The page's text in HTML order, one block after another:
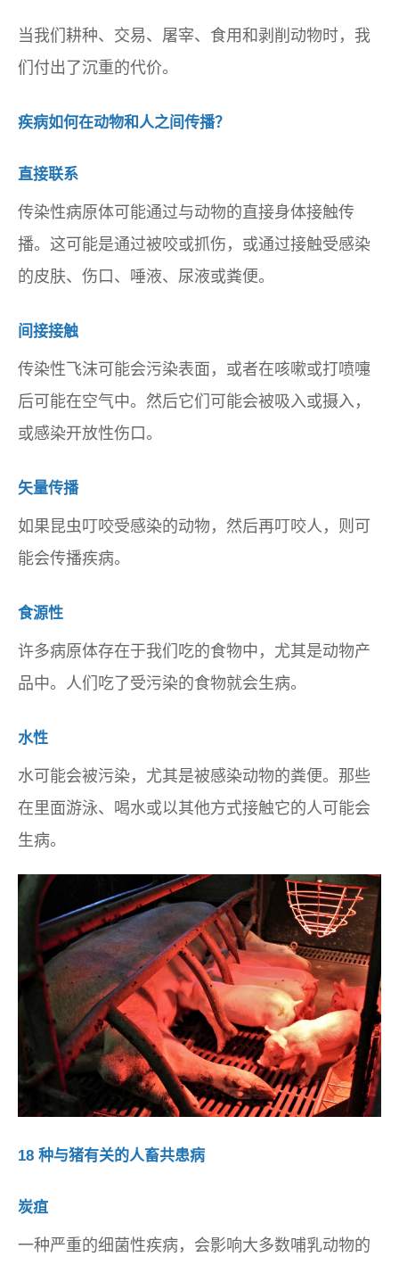
当我们耕种、交易、屠宰、食用和剥削动物时，我
们付出了沉重的代价。
疾病如何在动物和人之间传播？
直接联系
传染性病原体可能通过与动物的直接身体接触传
播。这可能是通过被咬或抓伤，或通过接触受感染
的皮肤、伤口、唾液、尿液或粪便。
间接接触
传染性飞沫可能会污染表面，或者在咳嗽或打喷嚏
后可能在空气中。然后它们可能会被吸入或摄入，
或感染开放性伤口。
矢量传播
如果昆虫叮咬受感染的动物，然后再叮咬人，则可
能会传播疾病。
食源性
许多病原体存在于我们吃的食物中，尤其是动物产
品中。人们吃了受污染的食物就会生病。
水性
水可能会被污染，尤其是被感染动物的粪便。那些
在里面游泳、喝水或以其他方式接触它的人可能会
生病。
18 种与猪有关的人畜共患病
炭疽
一种严重的细菌性疾病，会影响大多数哺乳动物的